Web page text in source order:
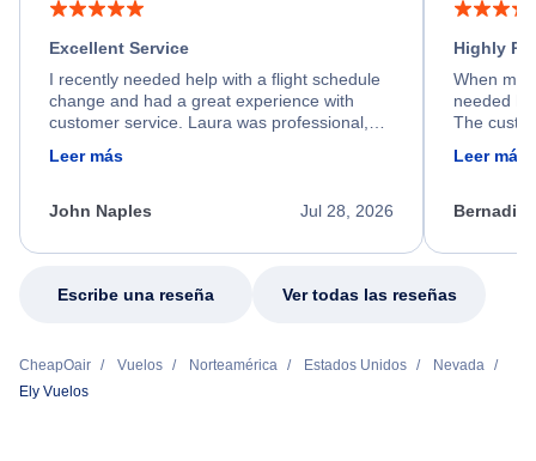
Excellent Service
I recently needed help with a flight schedule
change and had a great experience with
customer service. Laura was professional,
friendly, and very helpful throughout the
process. She quickly found a solution and
appreciate her excellent service.
Leer más
Jul 28, 2026
John Naples
Highly
When my
needed
The
calm,
my issue.
Leer más
Escribe una reseña Ver todas las reseñas
CheapOair Vuelos Norteamérica Estados Unidos
Nevada
Ely Vuelos